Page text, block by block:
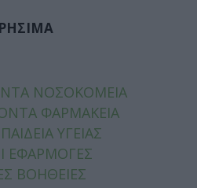
ΝΟΣΟΚΟΜΕΙΑ
ΦΑΡΜΑΚΕΙΑ
ΥΓΕΙΑΣ
ΕΦΑΡΜΟΓΕΣ
ΒΟΗΘΕΙΕΣ